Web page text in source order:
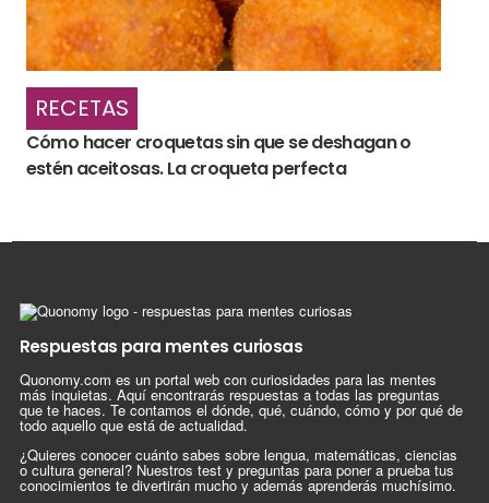
RECETAS
Cómo hacer croquetas sin que se deshagan o
estén aceitosas. La croqueta perfecta
Respuestas para mentes curiosas
Quonomy.com es un portal web con curiosidades para las mentes
más inquietas. Aquí encontrarás respuestas a todas las preguntas
que te haces. Te contamos el dónde, qué, cuándo, cómo y por qué de
todo aquello que está de actualidad.
¿Quieres conocer cuánto sabes sobre lengua, matemáticas, ciencias
o cultura general? Nuestros test y preguntas para poner a prueba tus
conocimientos te divertirán mucho y además aprenderás muchísimo.